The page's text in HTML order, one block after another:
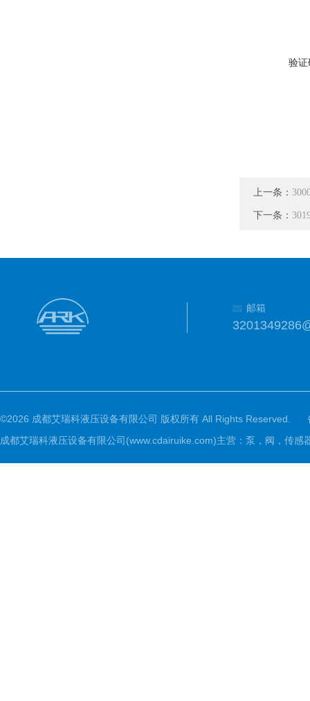
验
上一条：
下一条：
邮箱
©2026 成都艾瑞科液压设备有限公司 版权所有 All Rights Reserved.
成都艾瑞科液压设备有限公司(www.cdairuike.com)主营：泵，阀，传